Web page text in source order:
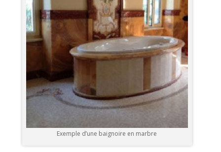
Exemple d’une baignoire en marbre